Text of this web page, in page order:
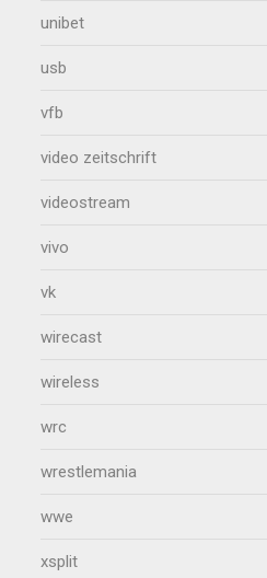
unibet
usb
vfb
video zeitschrift
videostream
vivo
vk
wirecast
wireless
wrc
wrestlemania
wwe
xsplit